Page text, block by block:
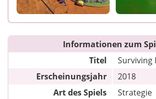
Informationen zum
Titel
Surviving
Erscheinungsjahr
2018
Art des Spiels
Strategie